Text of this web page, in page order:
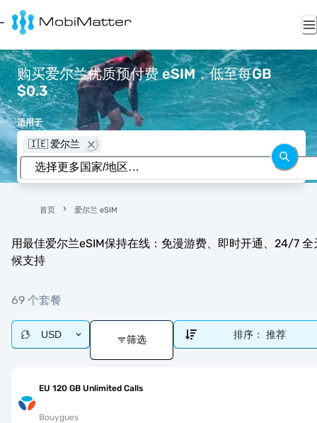
购买爱尔兰优质预付费 eSIM，低至每GB
$0.3
适用于
🇮🇪 爱尔兰
首页 爱尔兰 eSIM
用最佳爱尔兰eSIM保持在线：免漫游费、即时开通、24/7 全
候支持
69 个套餐
USD 筛选 排序： 推荐
EU 120 GB Unlimited Calls
Bouygues